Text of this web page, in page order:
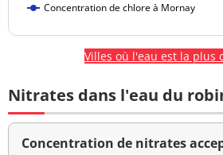
Concentration de chlore à Mornay
Villes où l'eau est la plus
Nitrates dans l'eau du
Concentration de nitrates